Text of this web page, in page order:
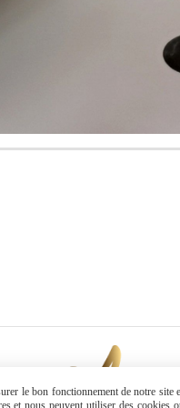
le bon fonctionnement de notre
et nous peuvent utiliser des cookies